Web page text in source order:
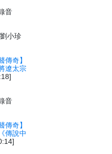
音
劉小珍
傳奇】
遼太宗
音
傳奇】
傳說中